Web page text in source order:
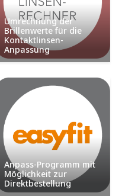
Umrechnung der
Brillenwerte für die
Kontaktlinsen-
Anpassung
Anpass-Programm mit
Möglichkeit zur
Direktbestellung